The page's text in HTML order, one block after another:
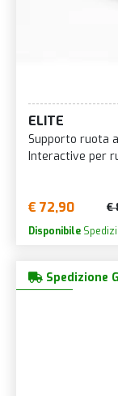
ELITE
Supporto ruota
Interactive per
€ 72,90 €
Disponibile
Spedizione